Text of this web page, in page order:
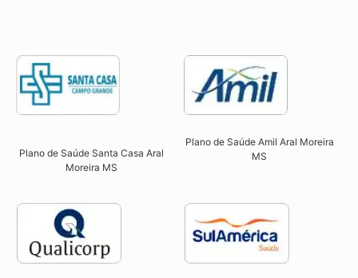
Plano de Saúde Santa Casa Aral
Moreira MS
Plano de Saúde Amil Aral Moreira
MS